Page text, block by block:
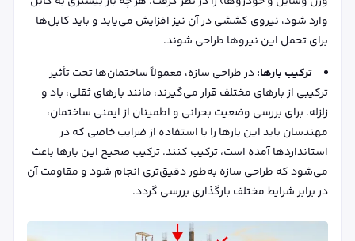
وارد شود، نیروی کششی در آن نیز افزایش می‌یابد و باید کابل‌ها
برای تحمل این نیروها طراحی شوند.
ترکیب بارها:در طراحی سازه، معمولاً ساختمان‌ها تحت تأثیر
ترکیبی از بارهای مختلف قرار می‌گیرند، مانند بارهای ثقلی، باد و
زلزله. برای بررسی وضعیت بحرانی و اطمینان از ایمنی ساختمان،
مهندسان باید این بارها را با استفاده از ضرایب خاصی که در
استانداردها آمده است، ترکیب کنند. ترکیب صحیح این بارها باعث
می‌شود که طراحی سازه به‌طور دقیق‌تری انجام شود و مقاومت آن
در برابر شرایط مختلف بارگذاری بررسی گردد.